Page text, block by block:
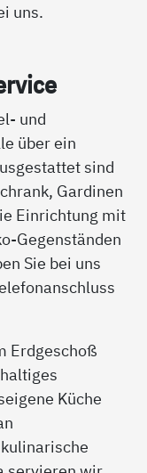
uns.
und
über ein
sind
Gardinen
Einrichtung mit
Gegenständen
Sie bei uns
Erdgeschoß
Küche